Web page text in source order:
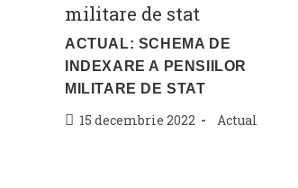
ACTUAL: SCHEMA DE
INDEXARE A PENSIILOR
MILITARE DE STAT
Post15 decembrie 2022
Post
Actual